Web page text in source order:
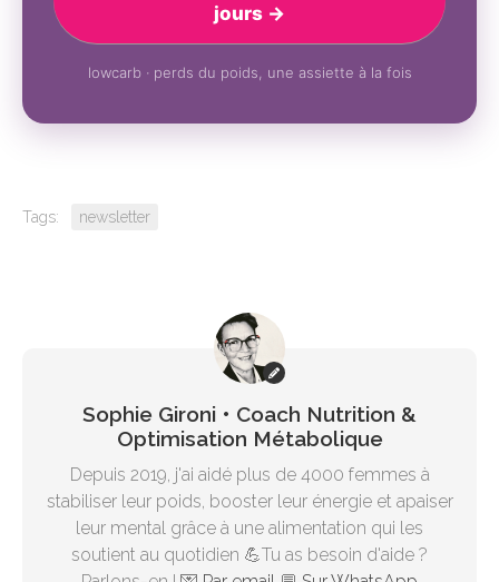
jours →
lowcarb · perds du poids, une assiette à la fois
Tags: newsletter
Sophie Gironi • Coach Nutrition &
Optimisation Métabolique
Depuis 2019, j'ai aidé plus de 4000 femmes à
stabiliser leur poids, booster leur énergie et apaiser
leur mental grâce à une alimentation qui les
soutient au quotidien 💪Tu as besoin d'aide ?